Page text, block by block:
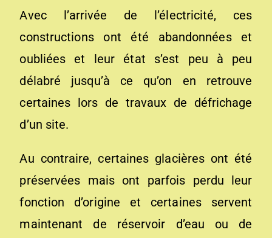
Avec l’arrivée de l’électricité, ces
constructions ont été abandonnées et
oubliées et leur état s’est peu à peu
délabré jusqu’à ce qu’on en retrouve
certaines lors de travaux de défrichage
d’un site.
Au contraire, certaines glacières ont été
préservées mais ont parfois perdu leur
fonction d’origine et certaines servent
maintenant de réservoir d’eau ou de